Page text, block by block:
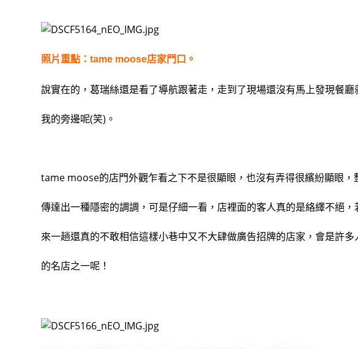
照片重點：tame moose店家門口。
說實在的，葛瑞絲還是看了導航跟著走，走到了現場還沒有馬上發現餐廳
我的旁邊呢(笑)。
tame moose的店門外觀乍看之下不是很顯眼，也沒有弄得很繽紛顯眼，
傳達出一種隱密的調調，可是仔細一看，店裡面的客人真的是絡繹不絕，
來一趟還真的不敢相信這樣小巷中又不大肆做廣告招牌的店家，會是許多
的名店之一呢！